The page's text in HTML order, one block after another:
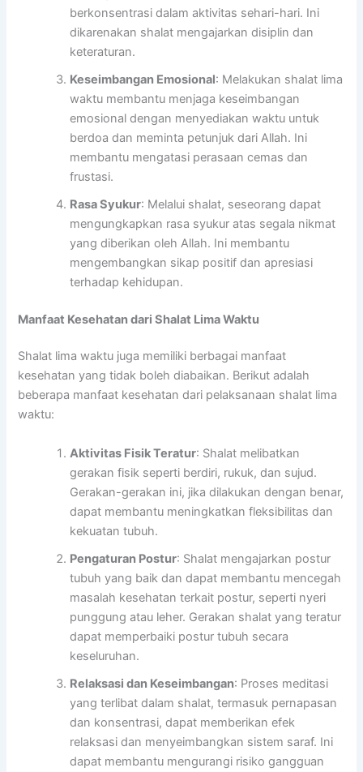
berkonsentrasi dalam aktivitas sehari-hari. Ini
dikarenakan shalat mengajarkan disiplin dan
keteraturan.
Keseimbangan Emosional: Melakukan shalat lima
waktu membantu menjaga keseimbangan
emosional dengan menyediakan waktu untuk
berdoa dan meminta petunjuk dari Allah. Ini
membantu mengatasi perasaan cemas dan
frustasi.
Rasa Syukur: Melalui shalat, seseorang dapat
mengungkapkan rasa syukur atas segala nikmat
yang diberikan oleh Allah. Ini membantu
mengembangkan sikap positif dan apresiasi
terhadap kehidupan.
Manfaat Kesehatan dari Shalat Lima Waktu
Shalat lima waktu juga memiliki berbagai manfaat
kesehatan yang tidak boleh diabaikan. Berikut adalah
beberapa manfaat kesehatan dari pelaksanaan shalat lima
waktu:
Aktivitas Fisik Teratur: Shalat melibatkan
gerakan fisik seperti berdiri, rukuk, dan sujud.
Gerakan-gerakan ini, jika dilakukan dengan benar,
dapat membantu meningkatkan fleksibilitas dan
kekuatan tubuh.
Pengaturan Postur: Shalat mengajarkan postur
tubuh yang baik dan dapat membantu mencegah
masalah kesehatan terkait postur, seperti nyeri
punggung atau leher. Gerakan shalat yang teratur
dapat memperbaiki postur tubuh secara
keseluruhan.
Relaksasi dan Keseimbangan: Proses meditasi
yang terlibat dalam shalat, termasuk pernapasan
dan konsentrasi, dapat memberikan efek
relaksasi dan menyeimbangkan sistem saraf. Ini
dapat membantu mengurangi risiko gangguan